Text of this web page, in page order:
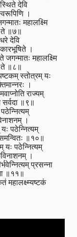
देवि
।
महालक्ष्मि
ते ॥७॥
देवि
।
जगन्मातः महालक्ष्मि
ते ॥८॥
स्तोत्रम् यः
।
राज्यम्
सर्वदा ॥९॥
।
यः पठेन्नित्यम्
॥१०॥
यः पठेन्नित्यम्
।
प्रसन्ना
॥११॥
महालक्ष्म्यष्टकं